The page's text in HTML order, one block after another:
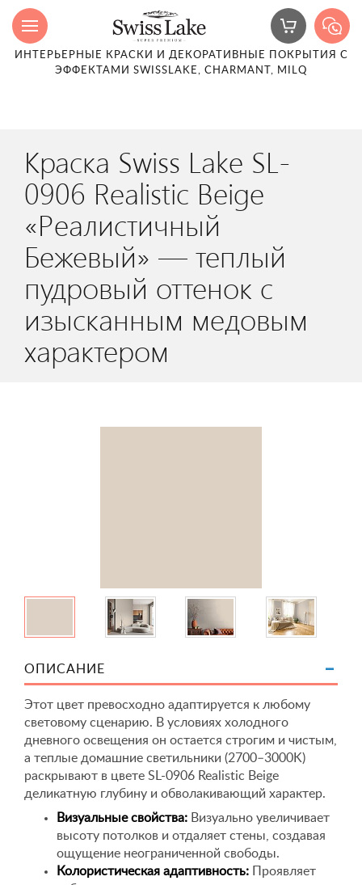
ИНТЕРЬЕРНЫЕ КРАСКИ И ДЕКОРАТИВНЫЕ ПОКРЫТИЯ С
ЭФФЕКТАМИ SWISSLAKE, CHARMANT, MILQ
Краска Swiss Lake SL-
0906 Realistic Beige
«Реалистичный
Бежевый» — теплый
пудровый оттенок с
изысканным медовым
характером
ОПИСАНИЕ
Этот цвет превосходно адаптируется к любому
световому сценарию. В условиях холодного
дневного освещения он остается строгим и чистым,
а теплые домашние светильники (2700–3000K)
раскрывают в цвете SL-0906 Realistic Beige
деликатную глубину и обволакивающий характер.
Визуальные свойства: Визуально увеличивает
высоту потолков и отдаляет стены, создавая
ощущение неограниченной свободы.
Колористическая адаптивность: Проявляет